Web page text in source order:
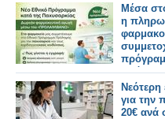
Μέσα
η
για την
20€ ανά